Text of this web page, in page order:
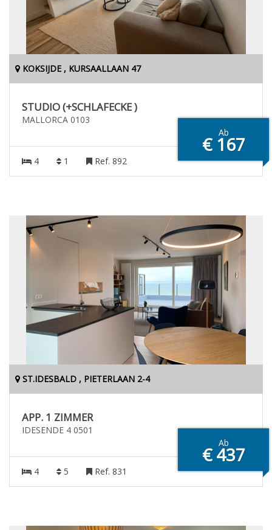
KOKSIJDE , KURSAALLAAN 47
STUDIO (+SCHLAFECKE )
MALLORCA 0103
Ab
€ 167
4 1 Ref. 892
ST.IDESBALD , PIETERLAAN 2-4
APP. 1 ZIMMER
IDESENDE 4 0501
Ab
€ 437
4 5 Ref. 831